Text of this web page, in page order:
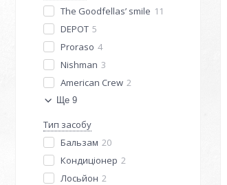
The Goodfellas’ smile 11
DEPOT 5
Proraso 4
Nishman 3
American Crew 2
Ще 9
Тип засобу
Бальзам 20
Кондиціонер 2
Лосьйон 2